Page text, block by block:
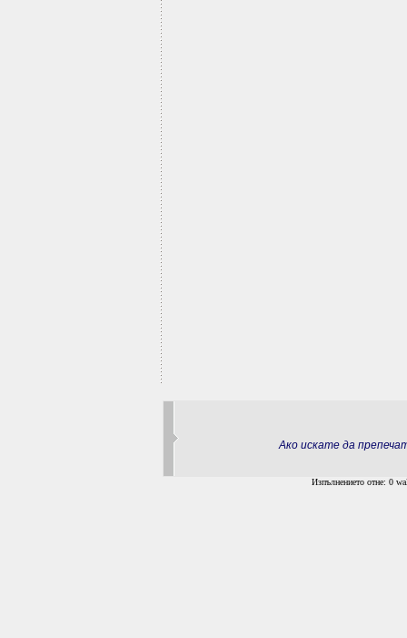
Ако искате да
Изпълнението отне: 0